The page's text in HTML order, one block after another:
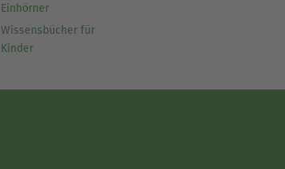
Einhörner
Wissensbücher für
Kinder